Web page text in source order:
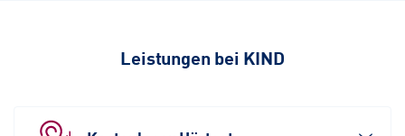
Leistungen bei KIND